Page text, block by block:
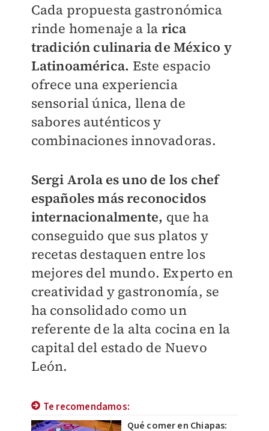
Cada propuesta gastronómica
rinde homenaje a la rica
tradición culinaria de México y
Latinoamérica. Este espacio
ofrece una experiencia
sensorial única, llena de
sabores auténticos y
combinaciones innovadoras.
Sergi Arola es uno de los chef
españoles más reconocidos
internacionalmente, que ha
conseguido que sus platos y
recetas destaquen entre los
mejores del mundo. Experto en
creatividad y gastronomía, se
ha consolidado como un
referente de la alta cocina en la
capital del estado de Nuevo
León.
Te recomendamos:
Qué comer en Chiapas: